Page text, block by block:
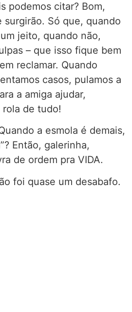
podemos citar? Bom,
surgirão. Só que, quando
jeito, quando não,
– que isso fique bem
reclamar. Quando
casos, pulamos a
a amiga ajudar,
rola de tudo!
a esmola é demais,
Então, galerinha,
de ordem pra VIDA.
foi quase um desabafo.